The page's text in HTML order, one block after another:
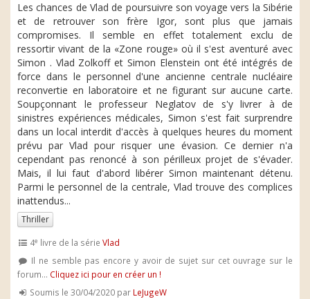
Les chances de Vlad de poursuivre son voyage vers la Sibérie
et de retrouver son frère Igor, sont plus que jamais
compromises. Il semble en effet totalement exclu de
ressortir vivant de la «Zone rouge» où il s'est aventuré avec
Simon . Vlad Zolkoff et Simon Elenstein ont été intégrés de
force dans le personnel d'une ancienne centrale nucléaire
reconvertie en laboratoire et ne figurant sur aucune carte.
Soupçonnant le professeur Neglatov de s'y livrer à de
sinistres expériences médicales, Simon s'est fait surprendre
dans un local interdit d'accès à quelques heures du moment
prévu par Vlad pour risquer une évasion. Ce dernier n'a
cependant pas renoncé à son périlleux projet de s'évader.
Mais, il lui faut d'abord libérer Simon maintenant détenu.
Parmi le personnel de la centrale, Vlad trouve des complices
inattendus...
Thriller
4e livre de la sérieVlad
Il ne semble pas encore y avoir de sujet sur cet ouvrage sur le
forum... Cliquez ici pour en créer un !
Soumis le 30/04/2020 par LeJugeW